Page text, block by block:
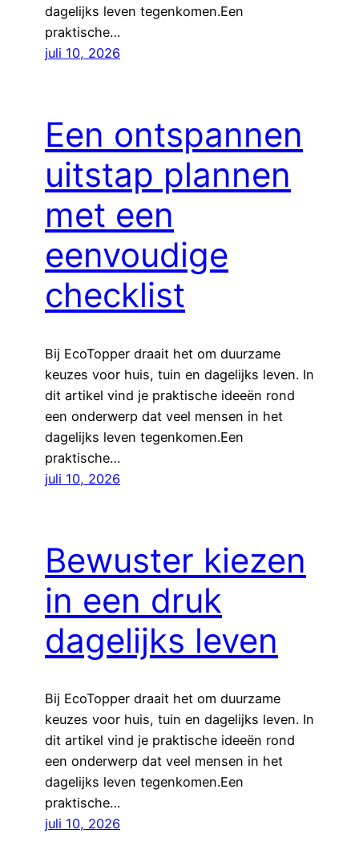
dagelijks leven tegenkomen.Een
praktische…
juli 10, 2026
Een ontspannen
uitstap plannen
met een
eenvoudige
checklist
Bij EcoTopper draait het om duurzame
keuzes voor huis, tuin en dagelijks leven. In
dit artikel vind je praktische ideeën rond
een onderwerp dat veel mensen in het
dagelijks leven tegenkomen.Een
praktische…
juli 10, 2026
Bewuster kiezen
in een druk
dagelijks leven
Bij EcoTopper draait het om duurzame
keuzes voor huis, tuin en dagelijks leven. In
dit artikel vind je praktische ideeën rond
een onderwerp dat veel mensen in het
dagelijks leven tegenkomen.Een
praktische…
juli 10, 2026